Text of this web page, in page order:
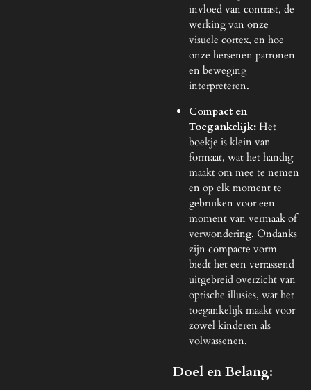
invloed van contrast, de
werking van onze
visuele cortex, en hoe
onze hersenen patronen
en beweging
interpreteren.
Compact en
Toegankelijk:Het
boekje is klein van
formaat, wat het handig
maakt om mee te nemen
en op elk moment te
gebruiken voor een
moment van vermaak of
verwondering. Ondanks
zijn compacte vorm
biedt het een verrassend
uitgebreid overzicht van
optische illusies, wat het
toegankelijk maakt voor
zowel kinderen als
volwassenen.
Doel en Belang: